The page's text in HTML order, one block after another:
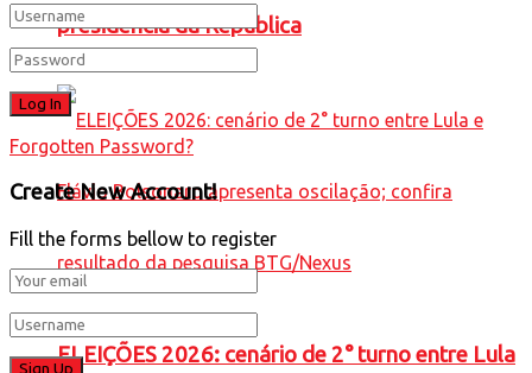
presidência da República
ELEIÇÕES 2026: cenário de 2° turno entre Lula
Forgotten Password?
Create New Account!
Fill the forms bellow to register